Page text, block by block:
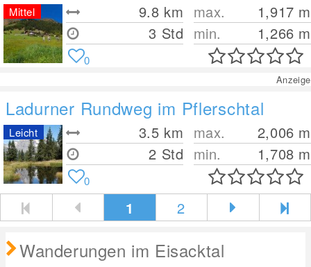
9.8 km
3 Std
max. 1,917 m
min.
1,266 m
Mittel
0
Anzeige
Ladurner Rundweg im Pflerschtal
3.5 km
2 Std
max. 2,006 m
min.
1,708 m
Leicht
0
1 2
Wanderungen im Eisacktal